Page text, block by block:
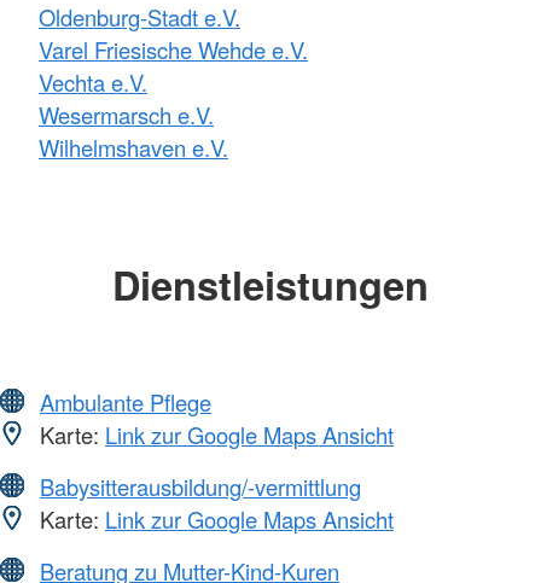
Oldenburg-Stadt e.V.
Varel Friesische Wehde e.V.
Vechta e.V.
Wesermarsch e.V.
Wilhelmshaven e.V.
Dienstleistungen
Ambulante Pflege
Karte: Link zur Google Maps Ansicht
Babysitterausbildung/-vermittlung
Karte: Link zur Google Maps Ansicht
Beratung zu Mutter-Kind-Kuren